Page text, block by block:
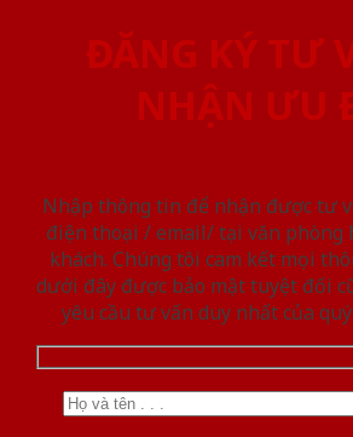
ĐĂNG KÝ TƯ
NHẬN ƯU
Nhập thông tin để nhận được tư
điện thoại / email/ tại văn phòng
khách. Chúng tôi cam kết mọi
dưới đây được bảo mật tuyệt đối
yêu cầu tư vấn duy nhất của